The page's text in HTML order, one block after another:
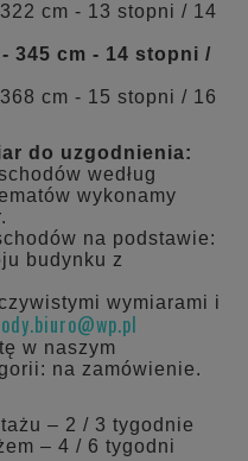
cm - 13 stopni / 14
345 cm - 14 stopni /
cm - 15 stopni / 16
do uzgodnienia:
według
wykonamy
na podstawie:
budynku z
wymiarami i
w naszym
na zamówienie.
– 2 / 3 tygodnie
– 4 / 6 tygodni